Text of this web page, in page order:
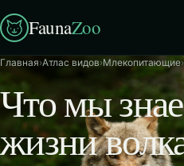
FaunaZoo
Главная›Атлас видов›Млекопитающие›
Что мы
жизни